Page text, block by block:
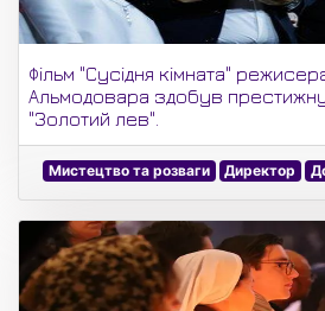
Фільм "Сусідня кімната"
Альмодовара здобув
"Золотий лев".
Мистецтво та розваги Директор